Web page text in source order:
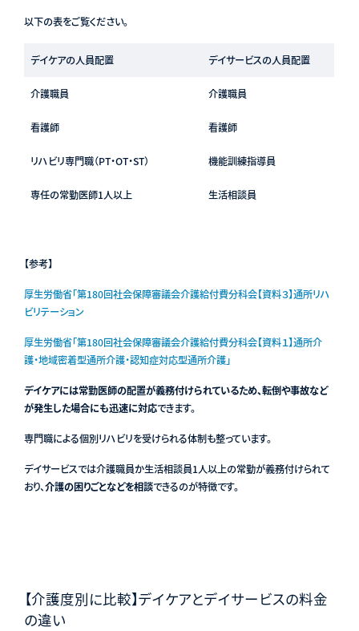
以下の表をご覧ください。
デイケアの人員配置 デイサービスの人員配置
介護職員 介護職員
看護師 看護師
リハビリ専門職（PT・OT・ST） 機能訓練指導員
専任の常勤医師1人以上 生活相談員
【参考】
厚生労働省「第180回社会保障審議会介護給付費分科会【資料３】通所リハ
ビリテーション
厚生労働省「第180回社会保障審議会介護給付費分科会【資料１】通所介
護・地域密着型通所介護・認知症対応型通所介護」
デイケアには常勤医師の配置が義務付けられているため、転倒や事故など
が発生した場合にも迅速に対応できます。
専門職による個別リハビリを受けられる体制も整っています。
デイサービスでは介護職員か生活相談員1人以上の常勤が義務付けられて
おり、介護の困りごとなどを相談できるのが特徴です。
【介護度別に比較】デイケアとデイサービスの料金
の違い